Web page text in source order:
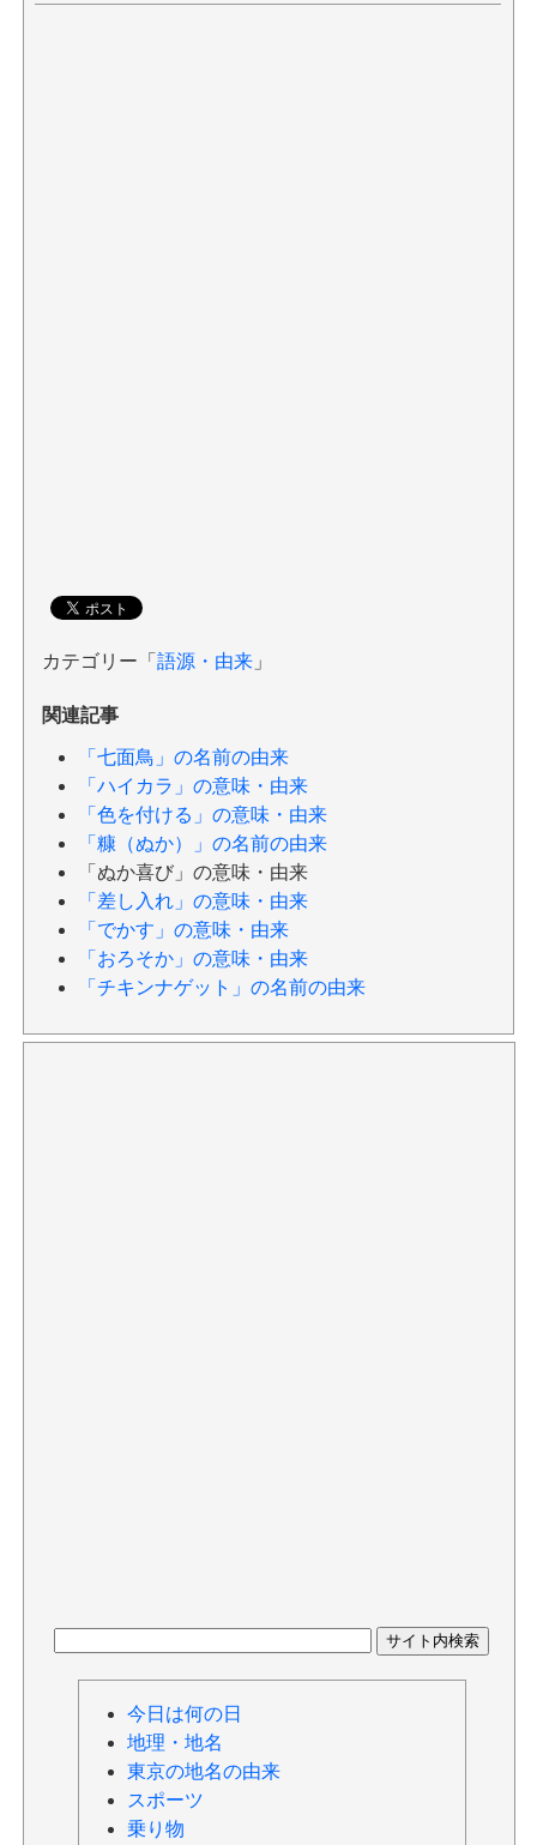
カテゴリー「 語源・由来」
関連記事
「七面鳥」の名前の由来
「ハイカラ」の意味・由来
「色を付ける」の意味・由来
「糠（ぬか）」の名前の由来
「ぬか喜び」の意味・由来
「差し入れ」の意味・由来
「でかす」の意味・由来
「おろそか」の意味・由来
「チキンナゲット」の名前の由来
今日は何の日
地理・地名
東京の地名の由来
スポーツ
乗り物